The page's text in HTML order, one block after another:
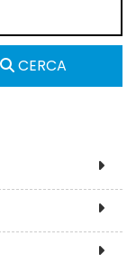
CERCA